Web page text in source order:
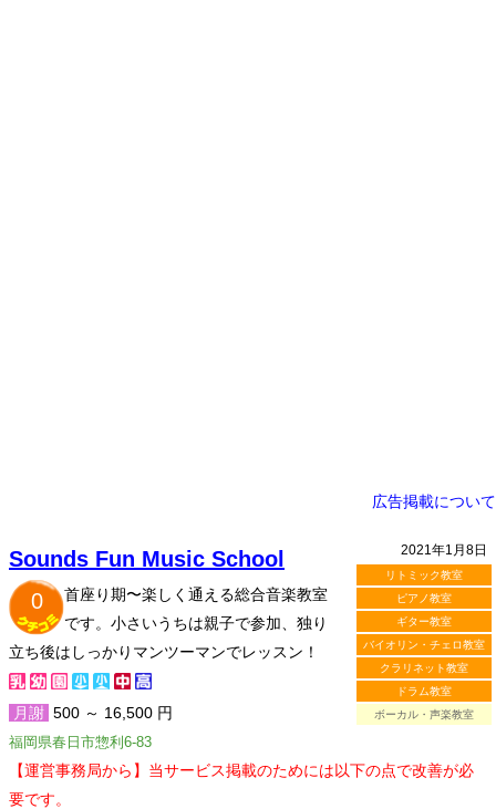
広告掲載について
2021年1月8日
リトミック教室
ピアノ教室
ギター教室
バイオリン・チェロ教室
クラリネット教室
ドラム教室
ボーカル・声楽教室
Sounds Fun Music School
0
首座り期〜楽しく通える総合音楽教室
です。小さいうちは親子で参加、独り
立ち後はしっかりマンツーマンでレッスン！
月謝 500 ～ 16,500 円
福岡県春日市惣利6-83
【運営事務局から】当サービス掲載のためには以下の点で改善が必
要です。